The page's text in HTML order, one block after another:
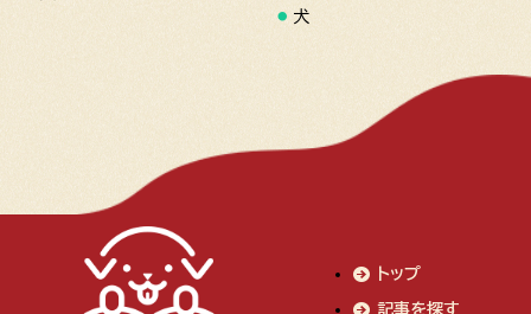
犬
トップ
記事を探す